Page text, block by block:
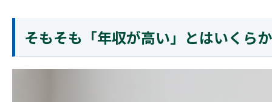
そもそも「年収が高い」とはいくら